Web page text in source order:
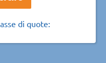
di quote: